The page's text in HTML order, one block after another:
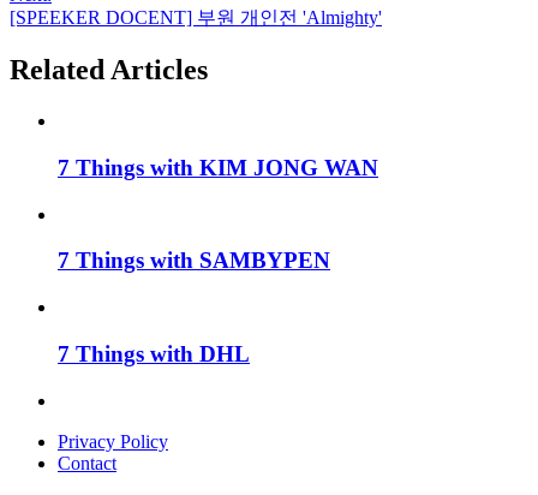
[SPEEKER DOCENT] 부원 개인전 'Almighty'
Related Articles
7 Things with KIM JONG WAN
7 Things with SAMBYPEN
7 Things with DHL
Privacy Policy
Contact